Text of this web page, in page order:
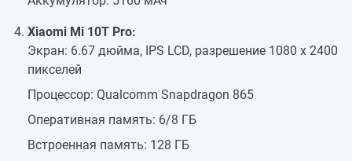
Xiaomi Mi 10T Pro:
Экран: 6.67 дюйма, IPS LCD, разрешение 1080 x 2400
пикселей
Процессор: Qualcomm Snapdragon 865
Оперативная память: 6/8 ГБ
Встроенная память: 128 ГБ